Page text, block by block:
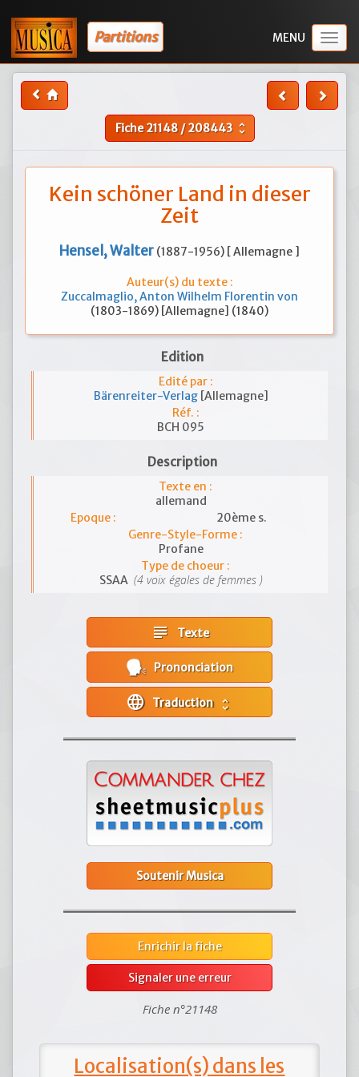
Partitions
Fiche21148/208443 unfold_more
Kein schöner Land in dieser
Zeit
Hensel, Walter (1887-1956) [ Allemagne ]
Auteur(s) du texte :
Zuccalmaglio, Anton Wilhelm Florentin von
(1803-1869) [Allemagne] (1840)
Edition
Edité par :
Bärenreiter-Verlag [Allemagne]
Réf. :
BCH 095
Description
Texte en :
allemand
Epoque :
20ème s.
Genre-Style-Forme :
Profane
Type de choeur :
SSAA (4 voix égales de femmes )
subject Texte
Prononciation
language unfold_more
Soutenir Musica
Enrichir la fiche
Signaler une erreur
Fiche n°21148
Localisation(s) dans les